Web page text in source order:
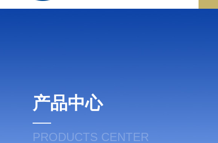
产品中心
PRODUCTS CENTER